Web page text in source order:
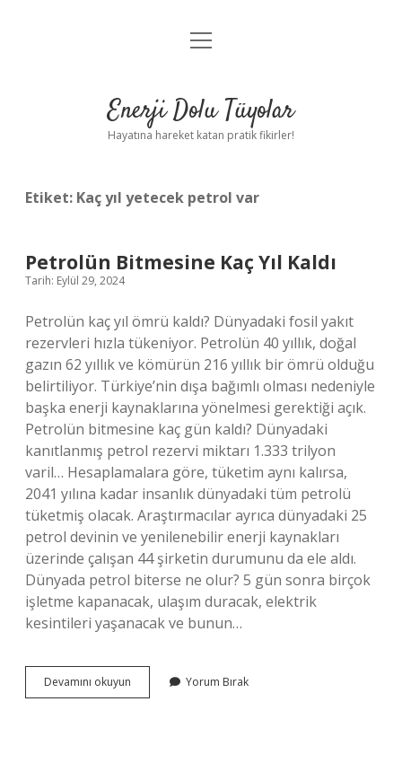
Anasayfa
Yasal Uyarı
menüyü
Enerji Dolu Tüyolar
Hayatına hareket katan pratik fikirler!
Etiket: Kaç yıl yetecek petrol var
Petrolün Bitmesine Kaç Yıl Kaldı
Tarih: Eylül 29, 2024
Petrolün kaç yıl ömrü kaldı? Dünyadaki fosil yakıt
rezervleri hızla tükeniyor. Petrolün 40 yıllık, doğal
gazın 62 yıllık ve kömürün 216 yıllık bir ömrü olduğu
belirtiliyor. Türkiye’nin dışa bağımlı olması nedeniyle
başka enerji kaynaklarına yönelmesi gerektiği açık.
Petrolün bitmesine kaç gün kaldı? Dünyadaki
kanıtlanmış petrol rezervi miktarı 1.333 trilyon
varil… Hesaplamalara göre, tüketim aynı kalırsa,
2041 yılına kadar insanlık dünyadaki tüm petrolü
tüketmiş olacak. Araştırmacılar ayrıca dünyadaki 25
petrol devinin ve yenilenebilir enerji kaynakları
üzerinde çalışan 44 şirketin durumunu da ele aldı.
Dünyada petrol biterse ne olur? 5 gün sonra birçok
işletme kapanacak, ulaşım duracak, elektrik
kesintileri yaşanacak ve bunun…
Devamını okuyun Petrolün
Bitmesine
Yorum Bırak